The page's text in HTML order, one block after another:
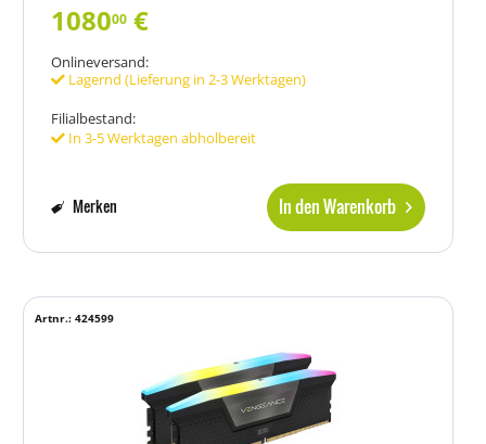
108000 €
Onlineversand:
Lagernd (Lieferung in 2-3 Werktagen)
Filialbestand:
In 3-5 Werktagen abholbereit
In den Warenkorb
Merken
Artnr.: 424599